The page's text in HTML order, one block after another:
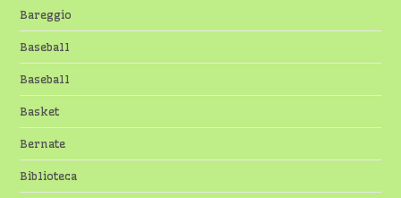
Bareggio
Baseball
Baseball
Basket
Bernate
Biblioteca